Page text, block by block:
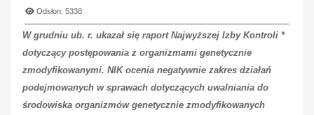
Odsłon: 5338
W grudniu ub. r. ukazał się raport Najwyższej Izby Kontroli *
dotyczący postępowania z organizmami genetycznie
zmodyfikowanymi. NIK ocenia negatywnie zakres działań
podejmowanych w sprawach dotyczących uwalniania do
środowiska organizmów genetycznie zmodyfikowanych